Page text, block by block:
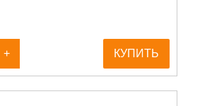
+ КУПИТЬ